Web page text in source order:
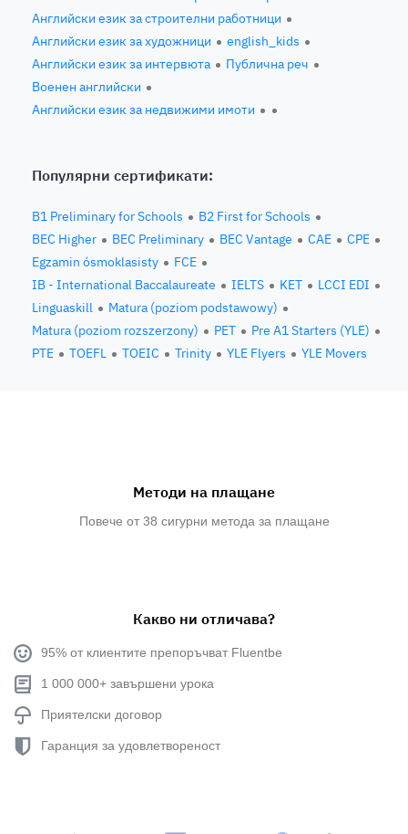
Английски език за строителни работници
Английски език за художници
english_kids
Английски език за интервюта
Публична реч
Военен английски
Английски език за недвижими имоти
Популярни сертификати:
B1 Preliminary for Schools
B2 First for Schools
BEC Higher
BEC Preliminary BEC Vantage CAE
CPE
Egzamin ósmoklasisty
FCE
IB - International Baccalaureate
IELTS KET
LCCI EDI
Linguaskill
Matura (poziom podstawowy)
Matura (poziom rozszerzony)
PET
Pre A1 Starters (YLE)
PTE
TOEFL TOEIC Trinity YLE Flyers YLE Movers
Методи на плащане
Повече от 38 сигурни метода за плащане
Какво ни отличава?
95% от клиентите препоръчват Fluentbe
1 000 000+ завършени урока
Приятелски договор
Гаранция за удовлетвореност